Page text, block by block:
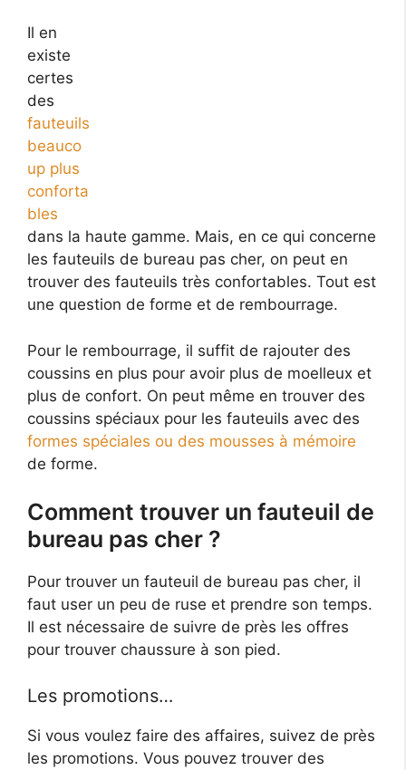
Il en
existe
certes
des
fauteuils
beauco
up plus
conforta
bles
dans la haute gamme. Mais, en ce qui concerne
les fauteuils de bureau pas cher, on peut en
trouver des fauteuils très confortables. Tout est
une question de forme et de rembourrage.
Pour le rembourrage, il suffit de rajouter des
coussins en plus pour avoir plus de moelleux et
plus de confort. On peut même en trouver des
coussins spéciaux pour les fauteuils avec des
formes spéciales ou des mousses à mémoire
de forme.
Comment trouver un fauteuil de
bureau pas cher ?
Pour trouver un fauteuil de bureau pas cher, il
faut user un peu de ruse et prendre son temps.
Il est nécessaire de suivre de près les offres
pour trouver chaussure à son pied.
Les promotions…
Si vous voulez faire des affaires, suivez de près
les promotions. Vous pouvez trouver des